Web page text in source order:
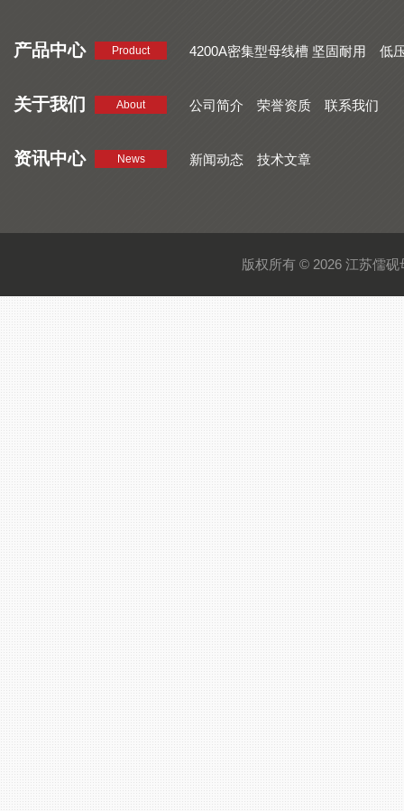
产品中心 Product 4200A密集型母线槽 坚固耐用
低
关于我们 About 公司简介 荣誉资质 联系我们
资讯中心 News 新闻动态 技术文章
版权所有 © 2026 江苏儒